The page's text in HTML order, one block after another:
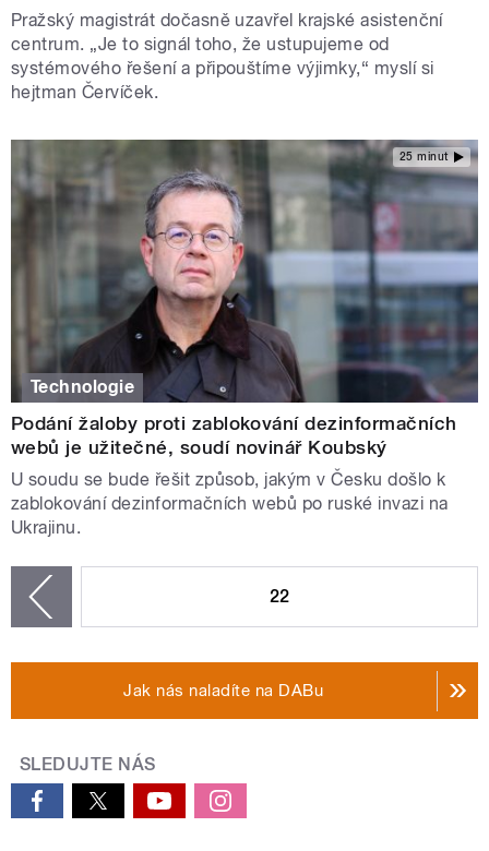
Pražský magistrát dočasně uzavřel krajské asistenční
centrum. „Je to signál toho, že ustupujeme od
systémového řešení a připouštíme výjimky,“ myslí si
hejtman Červíček.
25 minut
Technologie
Podání žaloby proti zablokování dezinformačních
webů je užitečné, soudí novinář Koubský
U soudu se bude řešit způsob, jakým v Česku došlo k
zablokování dezinformačních webů po ruské invazi na
Ukrajinu.
22
Jak nás naladíte na DABu
SLEDUJTE NÁS